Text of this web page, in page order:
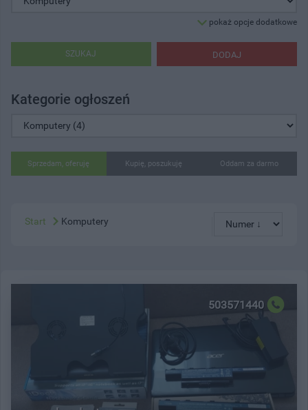
pokaż opcje dodatkowe
DODAJ
SZUKAJ
Kategorie ogłoszeń
Sprzedam, oferuję Kupię, poszukuję Oddam za darmo
Start Komputery
503571440